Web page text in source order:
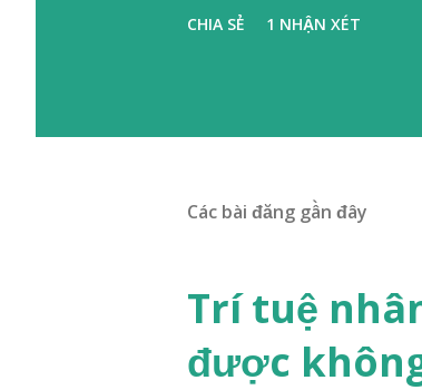
CHIA SẺ 1 NHẬN XÉT
Các bài đăng gần đây
Trí tuệ
được